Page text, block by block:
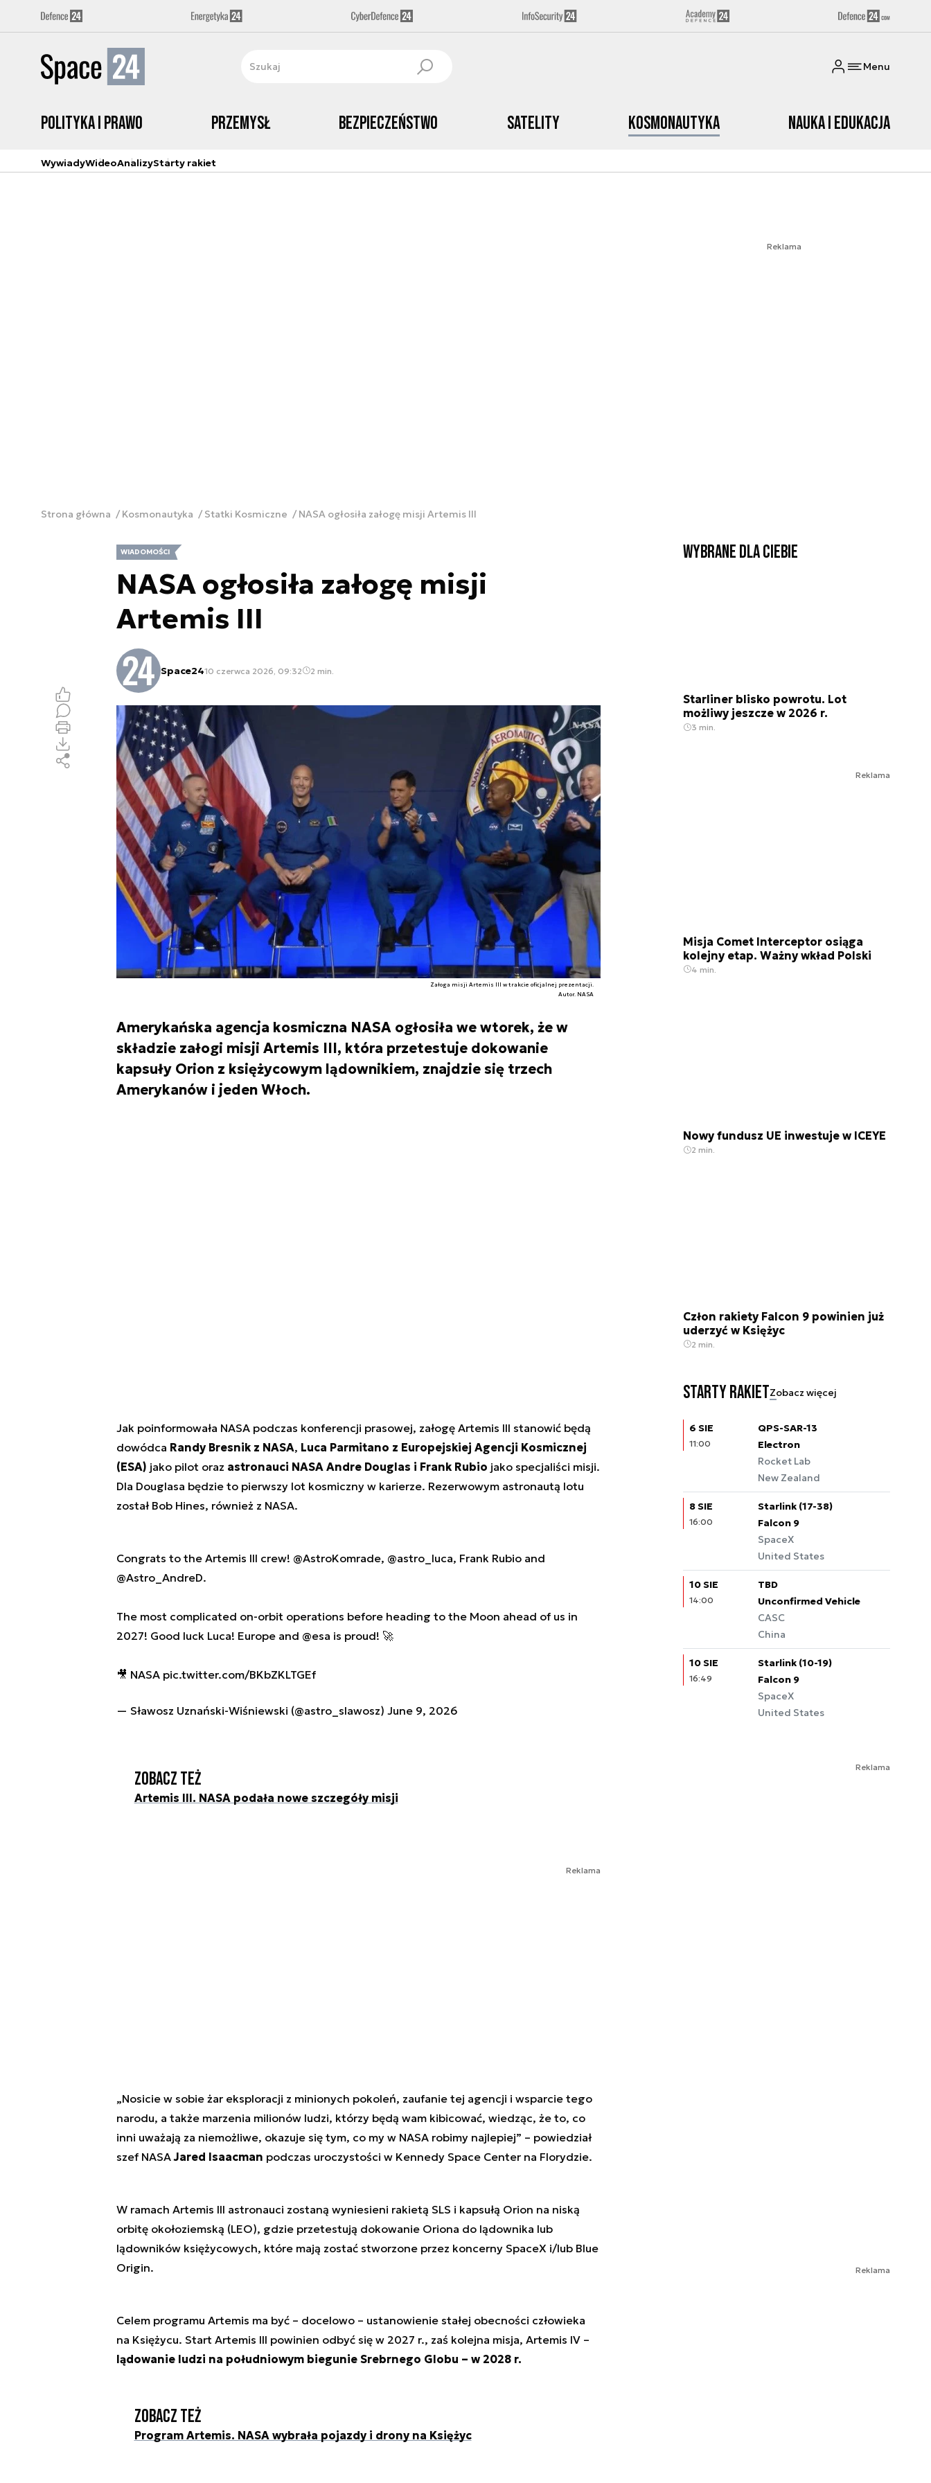
Menu
Polityka i prawo Przemysł Bezpieczeństwo Satelity Kosmonautyka Nauka i edukacja
WywiadyWideoAnalizyStarty rakiet
Reklama
Strona główna Kosmonautyka Statki Kosmiczne NASA ogłosiła załogę misji Artemis III
WIADOMOŚCI
NASA ogłosiła załogę misji
Artemis III
Space2410 czerwca 2026, 09:32 2 min.
Załoga misji Artemis III w trakcie oficjalnej prezentacji.
Autor. NASA
Amerykańska agencja kosmiczna NASA ogłosiła we wtorek, że w
składzie załogi misji Artemis III, która przetestuje dokowanie
kapsuły Orion z księżycowym lądownikiem, znajdzie się trzech
Amerykanów i jeden Włoch.
Jak poinformowała NASA podczas konferencji prasowej, załogę Artemis III stanowić będą
dowódca Randy Bresnik z NASA, Luca Parmitano z Europejskiej Agencji Kosmicznej
(ESA) jako pilot oraz astronauci NASA Andre Douglas i Frank Rubio jako specjaliści misji.
Dla Douglasa będzie to pierwszy lot kosmiczny w karierze. Rezerwowym astronautą lotu
został Bob Hines, również z NASA.
Congrats to the Artemis III crew! @AstroKomrade, @astro_luca, Frank Rubio and
@Astro_AndreD.
The most complicated on-orbit operations before heading to the Moon ahead of us in
2027! Good luck Luca! Europe and @esa is proud! 🚀
🎥 NASA pic.twitter.com/BKbZKLTGEf
— Sławosz Uznański-Wiśniewski (@astro_slawosz) June 9, 2026
Zobacz też
Artemis III. NASA podała nowe szczegóły misji
Reklama
„Nosicie w sobie żar eksploracji z minionych pokoleń, zaufanie tej agencji i wsparcie tego
narodu, a także marzenia milionów ludzi, którzy będą wam kibicować, wiedząc, że to, co
inni uważają za niemożliwe, okazuje się tym, co my w NASA robimy najlepiej” – powiedział
szef NASAJared Isaacman podczas uroczystości w Kennedy Space Center na Florydzie.
W ramach Artemis III astronauci zostaną wyniesieni rakietą SLS i kapsułą Orion na niską
orbitę okołoziemską (LEO), gdzie przetestują dokowanie Oriona do lądownika lub
lądowników księżycowych, które mają zostać stworzone przez koncerny SpaceX i/lub Blue
Origin.
Celem programu Artemis ma być – docelowo – ustanowienie stałej obecności człowieka
na Księżycu. Start Artemis III powinien odbyć się w 2027 r., zaś kolejna misja, Artemis IV –
lądowanie ludzi na południowym biegunie Srebrnego Globu – w 2028 r.
Zobacz też
Program Artemis. NASA wybrała pojazdy i drony na Księżyc
Wybrane dla Ciebie
Starliner blisko powrotu. Lot
możliwy jeszcze w 2026 r.
3 min.
Reklama
Misja Comet Interceptor osiąga
kolejny etap. Ważny wkład Polski
4 min.
Nowy fundusz UE inwestuje w ICEYE
2 min.
Człon rakiety Falcon 9 powinien już
uderzyć w Księżyc
2 min.
Starty rakietZobacz więcej
6 SIE
11:00
QPS-SAR-13
Electron
Rocket Lab
New Zealand
8 SIE
16:00
Starlink (17-38)
Falcon 9
SpaceX
United States
10 SIE
14:00
TBD
Unconfirmed Vehicle
CASC
China
10 SIE
16:49
Starlink (10-19)
Falcon 9
SpaceX
United States
Reklama
Reklama